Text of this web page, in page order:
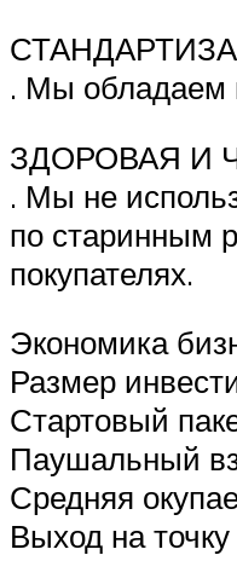
. Мы обладаем
ЗДОРОВАЯ И
. Мы не
по старинным
покупателях.
Экономика
Размер
Стартовый
Паушальный
Средняя
Выход на